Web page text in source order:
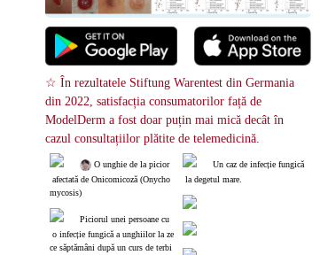
☆ În rezultatele Stiftung Warentest din Germania
din 2022, satisfacția consumatorilor față de
ModelDerm a fost doar puțin mai mică decât în ​​
cazul consultațiilor plătite de telemedicină.
O unghie de la picior
afectată de Onicomicoză (Onycho
mycosis)
Piciorul unei persoane cu
o infecție fungică a unghiilor la ze
ce săptămâni după un curs de terbi
Un caz de infecție fungică
la degetul mare.